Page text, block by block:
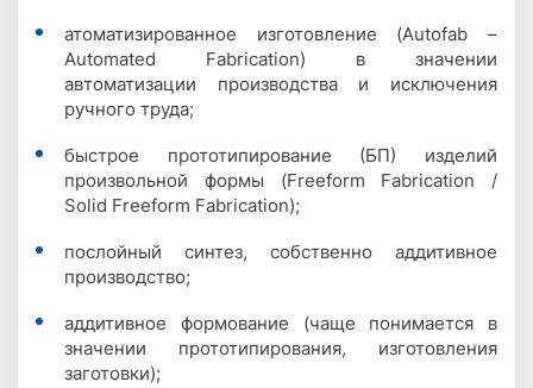
атоматизированное изготовление (Autofab –
Automated Fabrication) в значении
автоматизации производства и исключения
ручного труда;
быстрое прототипирование (БП) изделий
произвольной формы (Freeform Fabrication /
Solid Freeform Fabrication);
послойный синтез, собственно аддитивное
производство;
аддитивное формование (чаще понимается в
значении прототипирования, изготовления
заготовки);